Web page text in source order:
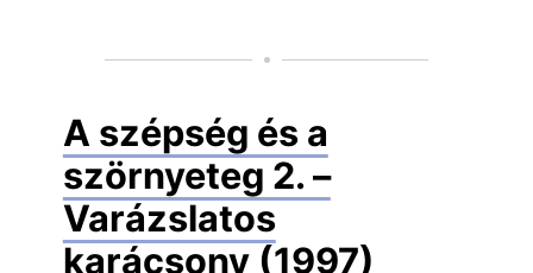
A szépség és a
szörnyeteg 2. –
Varázslatos
karácsony (1997)